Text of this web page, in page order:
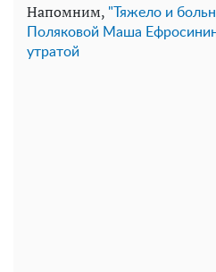
Напомним, "Тяжело и
Поляковой Маша
утратой